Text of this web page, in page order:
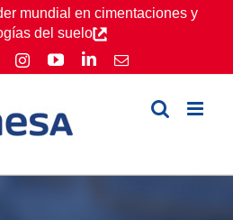
mundial en cimentaciones y
del suelo
InstagramYouTube
LinkedInEmail